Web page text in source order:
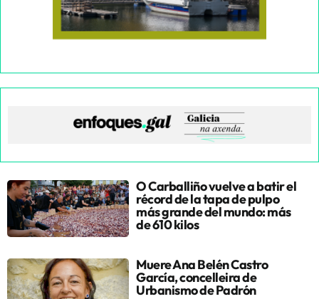
O Carballiño vuelve a batir el
récord de la tapa de pulpo
más grande del mundo: más
de 610 kilos
Muere Ana Belén Castro
García, concelleira de
Urbanismo de Padrón